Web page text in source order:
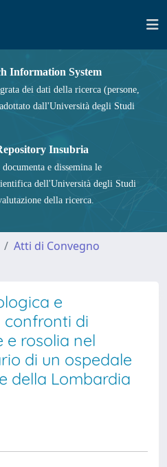
Information System
dei dati della ricerca (persone,
dall'Università degli Studi
Insubria
e dissemina le
dell'Università degli Studi
della ricerca.
Atti di Convegno
e
confronti di
e rosolia nel
di un ospedale
della Lombardia